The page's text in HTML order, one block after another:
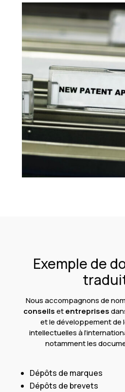
Exemple de
Nous accompagnons de
conseilsetentreprises
et le développement de
intellectuelles à
notamment les
Dépôts de marques
Dépôts de brevets